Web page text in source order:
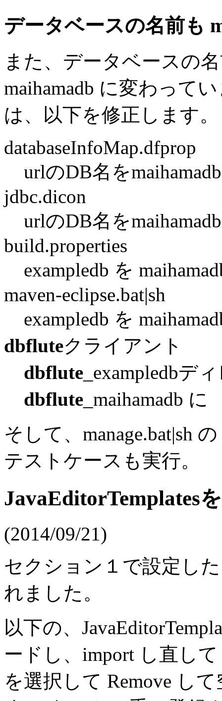
データベースの名前も
また、データベースの
maihamadb に変わって
は、以下を修正します。
databaseInfoMap.dfprop
urlのDB名を
jdbc.dicon
urlのDB名を
build.properties
exampledb を
maven-eclipse.bat|sh
exampledb を
dbfluteクライアント
dbflute _exampledbデ
dbflute _maihamadb に
そして、manage.bat|sh
テストケースも実行。
JavaEditorTemplates
(2014/09/21)
セクション１で設定した
れました。
以下の、
ードし、import し直し
を選択して Remove し